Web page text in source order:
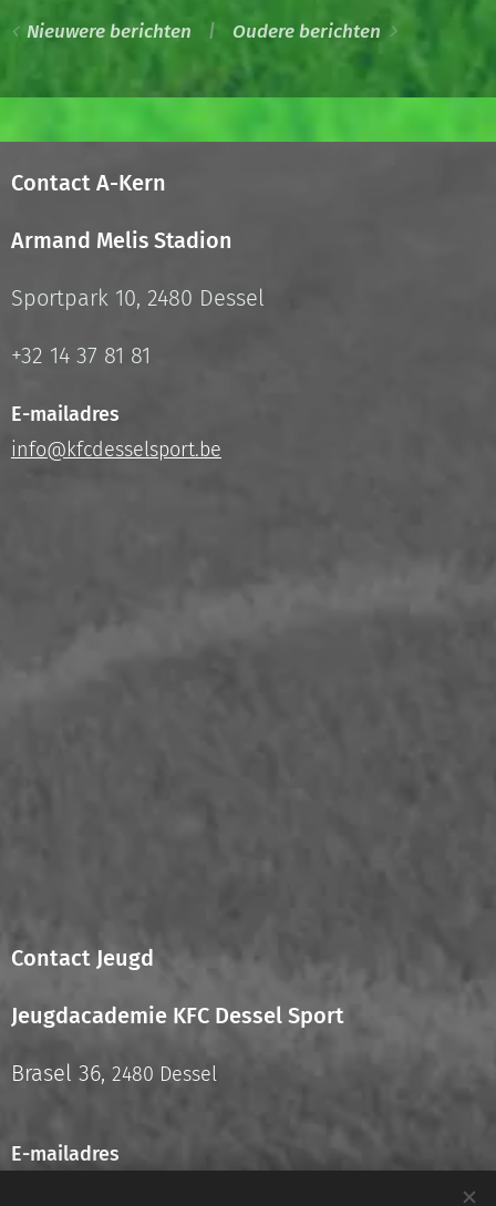
Nieuwere berichten Oudere berichten
Contact A-Kern
Armand Melis Stadion
Sportpark 10, 2480 Dessel
+32 14 37 81 81
E-mailadres
info@kfcdesselsport.be
Contact Jeugd
Jeugdacademie KFC Dessel Sport
Brasel 36, 2480 Dessel
E-mailadres